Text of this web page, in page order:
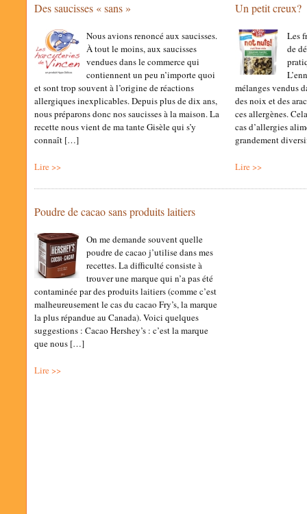
Des saucisses « sans »
Nous avions renoncé aux saucisses.
À tout le moins, aux saucisses
vendues dans le commerce qui
contiennent un peu n’importe quoi
et sont trop souvent à l’origine de réactions
allergiques inexplicables. Depuis plus de dix ans,
nous préparons donc nos saucisses à la maison. La
recette nous vient de ma tante Gisèle qui s’y
connaît […]
Lire >>
Un petit creux?
Les
de
mélanges vendus
des noix et des
ces allergènes.
cas d’allergies
grandement
Lire >>
Poudre de cacao sans produits laitiers
On me demande souvent quelle
poudre de cacao j’utilise dans mes
recettes. La difficulté consiste à
trouver une marque qui n’a pas été
contaminée par des produits laitiers (comme c’est
malheureusement le cas du cacao Fry’s, la marque
la plus répandue au Canada). Voici quelques
suggestions : Cacao Hershey’s : c’est la marque
que nous […]
Lire >>